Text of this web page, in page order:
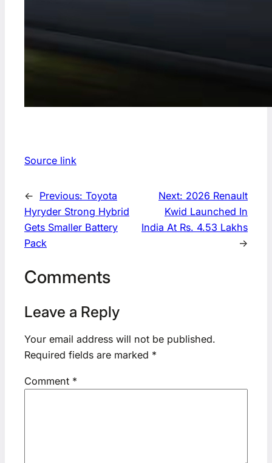
Source link
← Previous: Toyota
Hyryder Strong Hybrid
Gets Smaller Battery
Pack
Next: 2026 Renault
Kwid Launched In
India At Rs. 4.53 Lakhs
→
Comments
Leave a Reply
Your email address will not be published.
Required fields are marked *
Comment *